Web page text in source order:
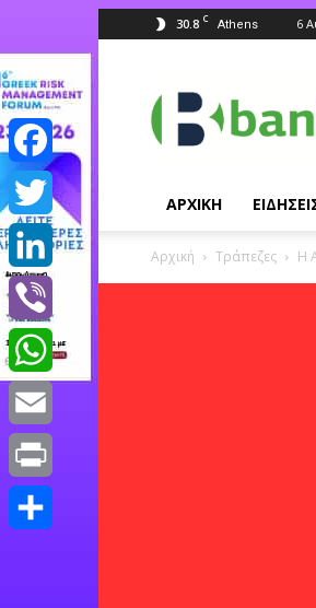
30.8 C Athens 6
ΑΡΧΙΚΗ
Αρχική Τράπεζες Η
Facebook
Twitter
LinkedIn
Viber
WhatsApp
Email
Print